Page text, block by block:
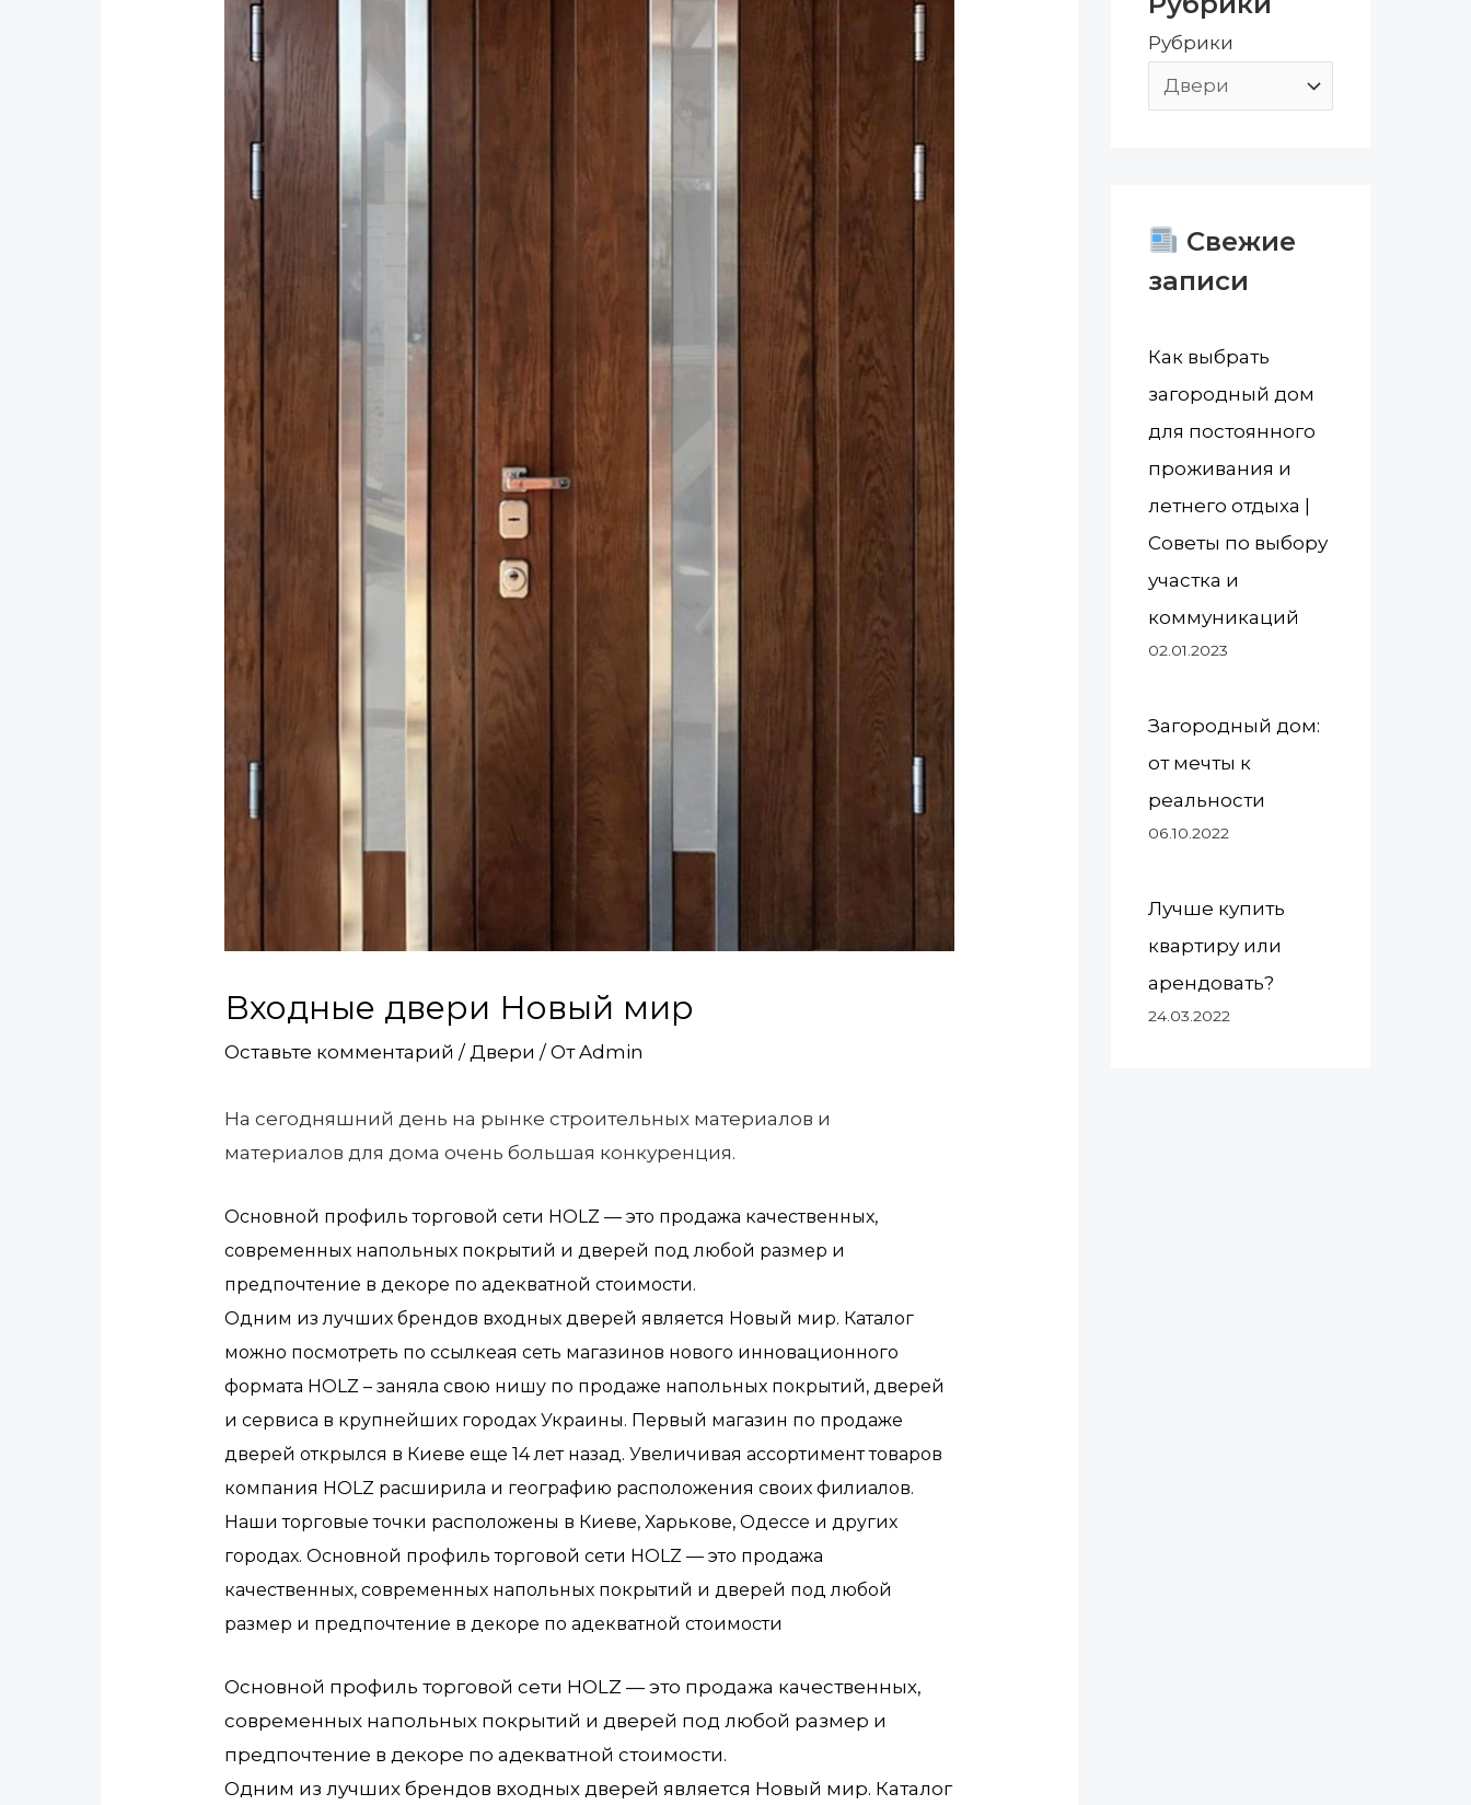
Входные двери Новый мир
Оставьте комментарий / Двери / ОтAdmin
На сегодняшний день на рынке строительных материалов и
материалов для дома очень большая конкуренция.
Основной профиль торговой сети HOLZ — это продажа качественных,
современных напольных покрытий и дверей под любой размер и
предпочтение в декоре по адекватной стоимости.
Одним из лучших брендов входных дверей является Новый мир. Каталог
можно посмотреть по ссылкеая сеть магазинов нового инновационного
формата HOLZ – заняла свою нишу по продаже напольных покрытий, дверей
и сервиса в крупнейших городах Украины. Первый магазин по продаже
дверей открылся в Киеве еще 14 лет назад. Увеличивая ассортимент товаров
компания HOLZ расширила и географию расположения своих филиалов.
Наши торговые точки расположены в Киеве, Харькове, Одессе и других
городах. Основной профиль торговой сети HOLZ — это продажа
качественных, современных напольных покрытий и дверей под любой
размер и предпочтение в декоре по адекватной стоимости
Основной профиль торговой сети HOLZ — это продажа качественных,
современных напольных покрытий и дверей под любой размер и
предпочтение в декоре по адекватной стоимости.
Одним из лучших брендов входных дверей является Новый мир. Каталог
:Рубрики
Свежие
записи
Как выбрать
загородный дом
для постоянного
проживания и
летнего отдыха |
Советы по выбору
участка и
коммуникаций
02.01.2023
Загородный дом:
от мечты к
реальности
06.10.2022
Лучше купить
квартиру или
арендовать?
24.03.2022